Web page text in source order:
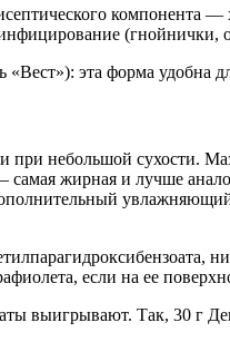
(гнойнички,
эта форма удобна
небольшой сухости.
жирная и лучше
если на ее
выигрывают. Так, 30 г